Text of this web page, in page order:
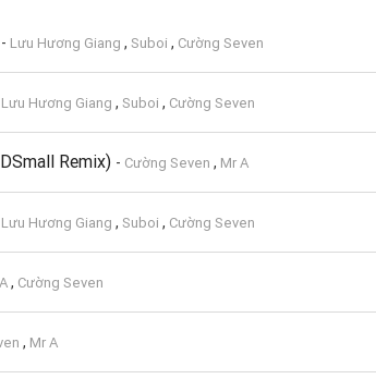
- Lưu Hương Giang , Suboi , Cường Seven
Lưu Hương Giang , Suboi , Cường Seven
Remix) - Cường Seven , Mr A
Lưu Hương Giang , Suboi , Cường Seven
, Cường Seven
, Mr A